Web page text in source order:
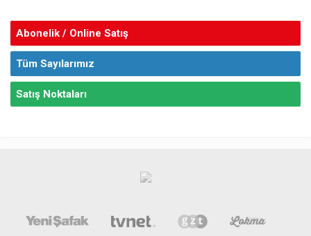
Abonelik / Online Satış
Tüm Sayılarımız
Satış Noktaları